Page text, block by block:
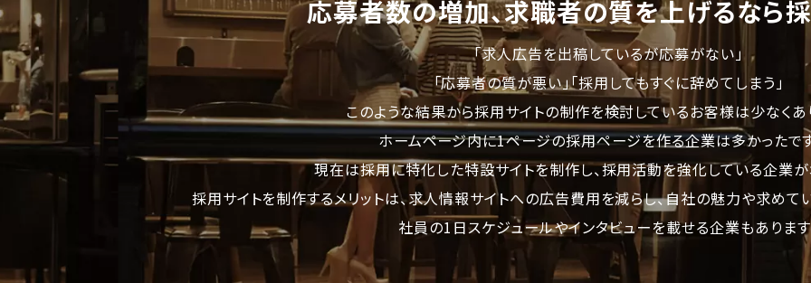
応募者数の増加、求職者の質を上げるなら
「求人広告を出稿しているが応募がない」
「応募者の質が悪い」「採用してもすぐに辞めてしまう」
このような結果から採用サイトの制作を検討しているお客様は少なくあ
ホームページ内に1ページの採用ページを作る企業は多かったで
現在は採用に特化した特設サイトを制作し、採用活動を強化している企業が
採用サイトを制作するメリットは、求人情報サイトへの広告費用を減らし、自社の魅力や求めて
社員の1日スケジュールやインタビューを載せる企業もあります